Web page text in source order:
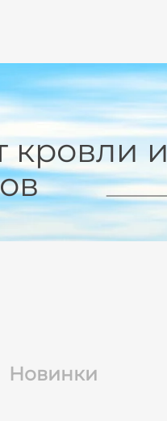
кровли и
Новинки